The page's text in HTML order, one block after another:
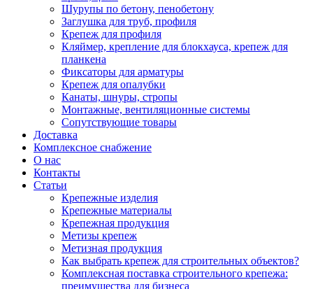
Шурупы по бетону, пенобетону
Заглушка для труб, профиля
Крепеж для профиля
Кляймер, крепление для блокхауса, крепеж для
планкена
Фиксаторы для арматуры
Крепеж для опалубки
Канаты, шнуры, стропы
Монтажные, вентиляционные системы
Сопутствующие товары
Доставка
Комплексное снабжение
О нас
Контакты
Статьи
Крепежные изделия
Крепежные материалы
Крепежная продукция
Метизы крепеж
Метизная продукция
Как выбрать крепеж для строительных объектов?
Комплексная поставка строительного крепежа:
преимущества для бизнеса